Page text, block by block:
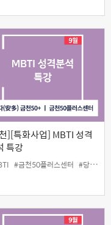
#활용방법
][특화사업] MBTI 성격
특강
#금천50플러스센터 #당사자지원